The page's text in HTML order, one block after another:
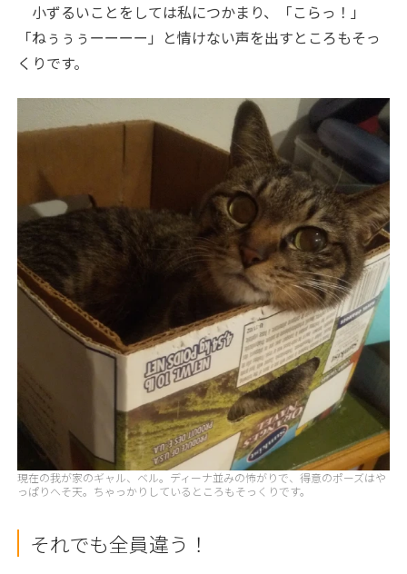
小ずるいことをしては私につかまり、「こらっ！」
「ねぅぅぅーーーー」と情けない声を出すところもそっ
くりです。
現在の我が家のギャル、ベル。ディーナ並みの怖がりで、得意のポーズはや
っぱりへそ天。ちゃっかりしているところもそっくりです。
それでも全員違う！